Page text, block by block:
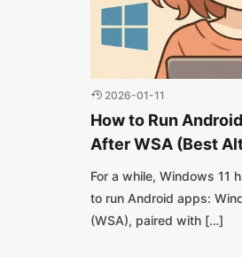
2026-01-11
How to Run
After WSA (Best
For a while, Windows 11
to run Android apps:
(WSA), paired with […]